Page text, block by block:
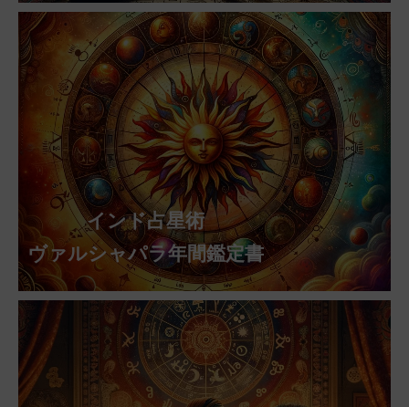
インド占星術
ヴァルシャパラ年間鑑定書